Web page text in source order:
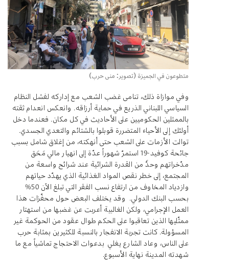
متطوعون في الجميزة (تصوير: منى حرب)
وفي موازاة ذلك، تنامى غضب الشعب مع إداركه لفشل النظام
السياسي اللبناني الذريع في حماية أرزاقه. وانعكس انعدام ثقته
بالممثلين الحكوميين على الأحاديث في كل مكان. فعندما دخل
أولئك إلى الأحياء المتضررة قوبلوا بالشتائم والتعدي الجسدي.
توالت الأزمات على الشعب حتى أنهكته، من إغلاق شامل بسبب
جائحة كوفيد-19 استمرّ شهوراً عدّة إلى انهيار مالي مَحَق
مدّخراتهم وحدَّ من القدرة الشرائية عند شرائح واسعة من
المجتمع، إلى خطر نقص المواد الغذائية الذي يهدّد حياتهم
وازدياد المخاوف من ارتفاع نسب الفقر التي تبلغ الآن 50%
بحسب البنك الدولي. وقد يختلف البعض حول محفّزات هذا
العمل الإجرامي، ولكن الغالبية أعربت عن غضبها من استهتار
ممثّليها الذين تعاقبوا على الحكم طوال عقود من الحوكمة غير
المسؤولة. كانت تجربة الانفجار بالنسبة للكثيرين بمثابة حرب
على الناس، وعاد الشارع يغلي بدعوات الاحتجاج تماشياً مع ما
شهدته المدينة نهاية الأسبوع.